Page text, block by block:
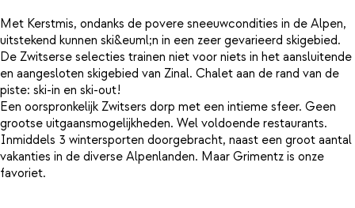
Met Kerstmis, ondanks de povere sneeuwcondities in de Alpen,
uitstekend kunnen ski&euml;n in een zeer gevarieerd skigebied.
De Zwitserse selecties trainen niet voor niets in het aansluitende
en aangesloten skigebied van Zinal. Chalet aan de rand van de
piste: ski-in en ski-out!
Een oorspronkelijk Zwitsers dorp met een intieme sfeer. Geen
grootse uitgaansmogelijkheden. Wel voldoende restaurants.
Inmiddels 3 wintersporten doorgebracht, naast een groot aantal
vakanties in de diverse Alpenlanden. Maar Grimentz is onze